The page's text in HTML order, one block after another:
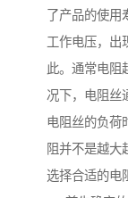
了产品的使
工作电压，出
此。通常电阻
况下，电阻丝
电阻丝的负荷
阻并不是越大
选择合适的电